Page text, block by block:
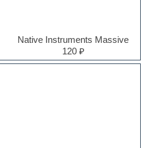
Native Instruments Massive
120 ₽